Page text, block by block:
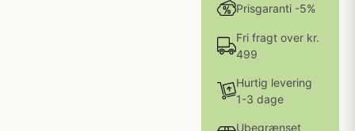
Prisgaranti -5%
Fri fragt over kr.
499
Hurtig levering
1-3 dage
Ubegrænset